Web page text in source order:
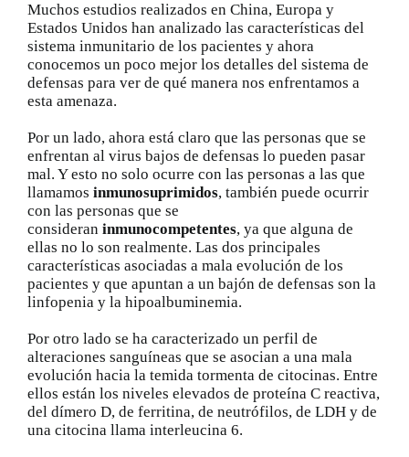
Muchos estudios realizados en China, Europa y
Estados Unidos han analizado las características del
sistema inmunitario de los pacientes y ahora
conocemos un poco mejor los detalles del sistema de
defensas para ver de qué manera nos enfrentamos a
esta amenaza.
Por un lado, ahora está claro que las personas que se
enfrentan al virus bajos de defensas lo pueden pasar
mal. Y esto no solo ocurre con las personas a las que
llamamos inmunosuprimidos, también puede ocurrir
con las personas que se
consideran inmunocompetentes, ya que alguna de
ellas no lo son realmente. Las dos principales
características asociadas a mala evolución de los
pacientes y que apuntan a un bajón de defensas son la
linfopenia y la hipoalbuminemia.
Por otro lado se ha caracterizado un perfil de
alteraciones sanguíneas que se asocian a una mala
evolución hacia la temida tormenta de citocinas. Entre
ellos están los niveles elevados de proteína C reactiva,
del dímero D, de ferritina, de neutrófilos, de LDH y de
una citocina llama interleucina 6.